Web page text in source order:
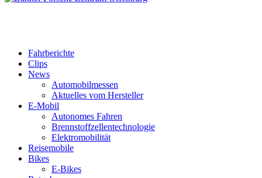
Fahrberichte
Clips
News
Automobilmessen
Aktuelles vom Hersteller
E-Mobil
Autonomes Fahren
Brennstoffzellentechnologie
Elektromobilität
Reisemobile
Bikes
E-Bikes